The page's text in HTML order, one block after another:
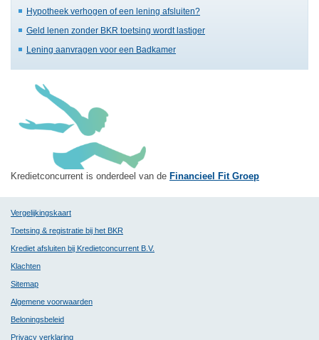
Hypotheek verhogen of een lening afsluiten?
Geld lenen zonder BKR toetsing wordt lastiger
Lening aanvragen voor een Badkamer
Kredietconcurrent is onderdeel van de Financieel Fit Groep
Vergelijkingskaart
Toetsing & registratie bij het BKR
Krediet afsluiten bij Kredietconcurrent B.V.
Klachten
Sitemap
Algemene voorwaarden
Beloningsbeleid
Privacy verklaring